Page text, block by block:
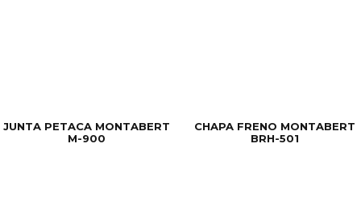
JUNTA PETACA MONTABERT
M-900
CHAPA FRENO MONTABERT
BRH-501